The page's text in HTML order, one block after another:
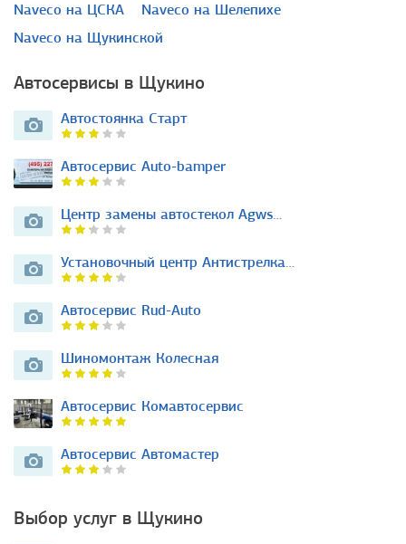
Naveco на ЦСКА
Naveco на Шелепихе
Naveco на Щукинской
Автосервисы в Щукино
Автостоянка Старт
Автосервис Auto-bamper
Центр замены автостекол Agws…
Установочный центр Антистрелка…
Автосервис Rud-Auto
Шиномонтаж Колесная
Автосервис Комавтосервис
Автосервис Автомастер
Выбор услуг в Щукино